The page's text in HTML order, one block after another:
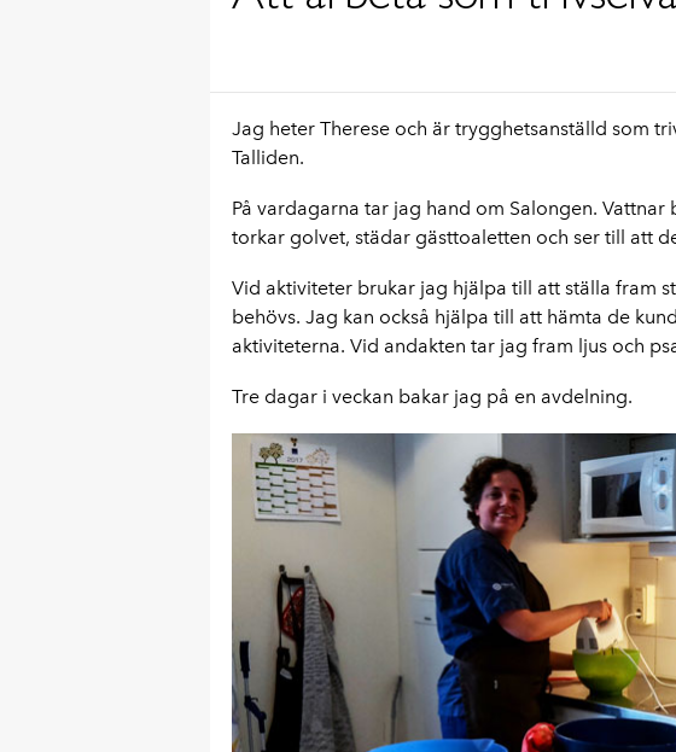
Jag heter Therese och är trygghetsanställd som
Talliden.
På vardagarna tar jag hand om Salongen.
torkar golvet, städar gästtoaletten och ser till att
Vid aktiviteter brukar jag hjälpa till att ställa fram
behövs. Jag kan också hjälpa till att hämta de
aktiviteterna. Vid andakten tar jag fram ljus och
Tre dagar i veckan bakar jag på en avdelning.